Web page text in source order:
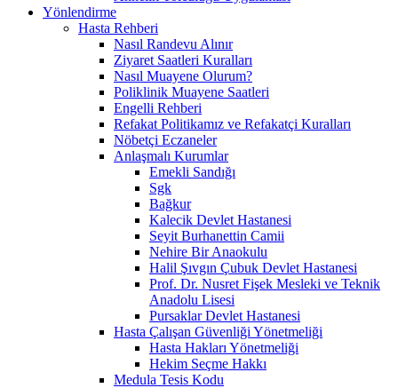
Yönlendirme
Hasta Rehberi
Nasıl Randevu Alınır
Ziyaret Saatleri Kuralları
Nasıl Muayene Olurum?
Poliklinik Muayene Saatleri
Engelli Rehberi
Refakat Politikamız ve Refakatçi Kuralları
Nöbetçi Eczaneler
Anlaşmalı Kurumlar
Emekli Sandığı
Sgk
Bağkur
Kalecik Devlet Hastanesi
Seyit Burhanettin Camii
Nehire Bir Anaokulu
Halil Şıvgın Çubuk Devlet Hastanesi
Prof. Dr. Nusret Fişek Mesleki ve Teknik
Anadolu Lisesi
Pursaklar Devlet Hastanesi
Hasta Çalışan Güvenliği Yönetmeliği
Hasta Hakları Yönetmeliği
Hekim Seçme Hakkı
Medula Tesis Kodu